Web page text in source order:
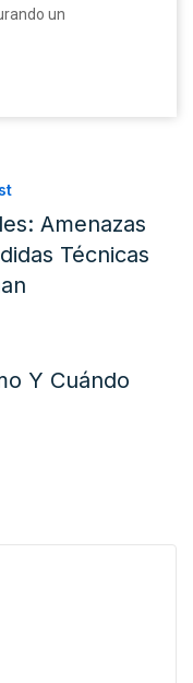
un
Amenazas
Técnicas
Y Cuándo